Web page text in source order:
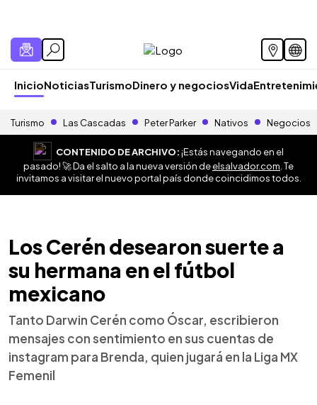
InicioNoticiasTurismoDinero y negociosVida
Turismo Las Cascadas Peter Parker Nativos Negocios
CONTENIDO DE ARCHIVO:¡Estás navegando en el
pasado! 🚀 Da el salto a la nueva versión deelsalvador.com . Te
invitamos a visitar el nuevo portal país donde coincidimos todos.
Los Cerén desearon suerte a
su hermana en el fútbol
mexicano
Tanto Darwin Cerén como Óscar, escribieron
mensajes con sentimiento en sus cuentas de
instagram para Brenda, quien jugará en la Liga MX
Femenil